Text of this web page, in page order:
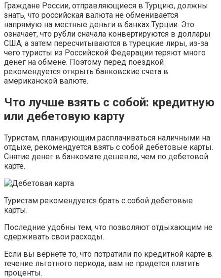
Граждане России, отправляющиеся в Турцию, должны
знать, что российская валюта не обменивается
напрямую на местные деньги в банках Турции. Это
означает, что рубли сначала конвертируются в доллары
США, а затем пересчитываются в турецкие лиры, из-за
чего туристы из Российской Федерации теряют много
денег на обмене. Поэтому перед поездкой
рекомендуется открыть банковские счета в
американской валюте.
Что лучше взять с собой: кредитную
или дебетовую карту
Туристам, планирующим расплачиваться наличными на
отдыхе, рекомендуется взять с собой дебетовые карты.
Снятие денег в банкомате дешевле, чем по дебетовой
карте.
Туристам рекомендуется брать с собой дебетовые
карты.
Последние удобны тем, что позволяют отдыхающим не
сдерживать свои расходы.
Если вы вернете то, что потратили по кредитной карте в
течение льготного периода, вам не придется платить
проценты.